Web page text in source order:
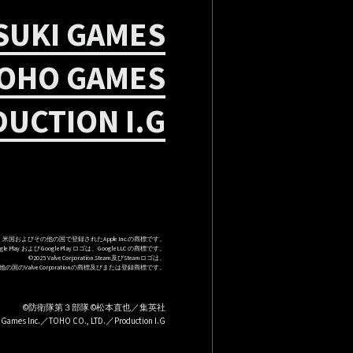
GAMES
GAMES
I.G
米国およびその他の国で登録されたApple Inc.の商標です。
Play および Google Play ロゴは、Google LLC の商標です。
©2025 Valve Corporation.Steam及びSteamロゴは、
の国のValve Corporationの商標及びまたは登録商標です。
©防衛隊第３部隊 ©松本直也／集英社
Inc.／TOHO CO., LTD.／Production I.G